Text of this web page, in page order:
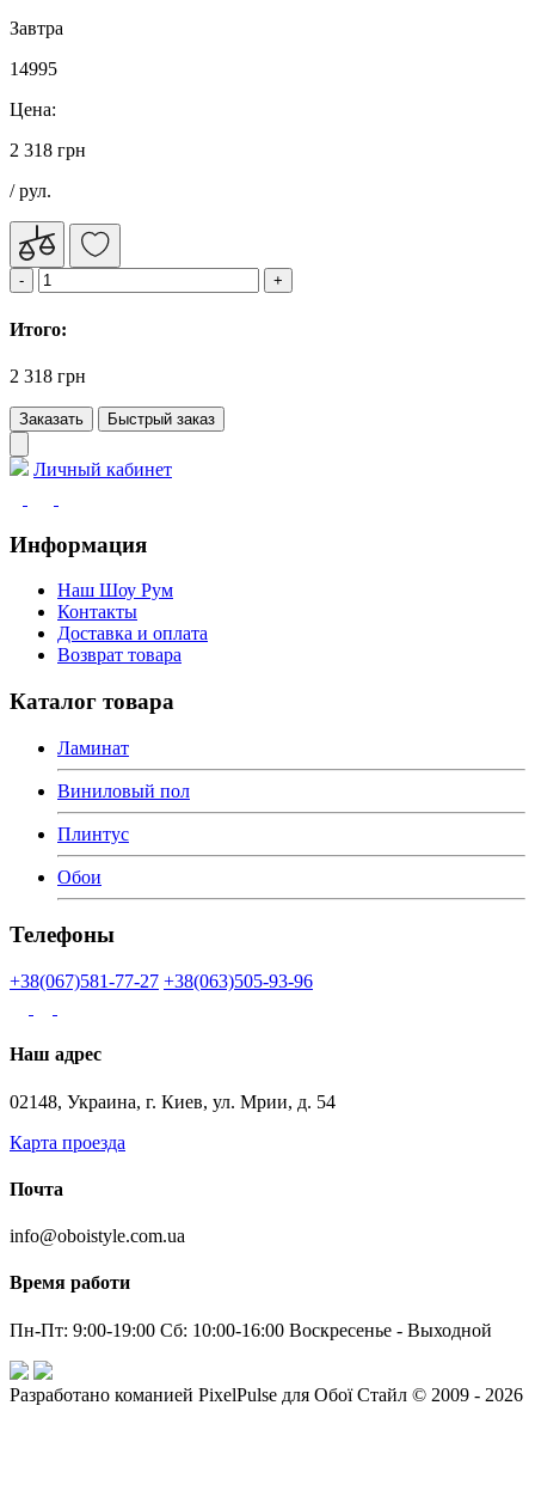
Завтра
14995
Цена:
2 318 грн
/ рул.
Итого:
2 318 грн
Заказать Быстрый заказ
Личный кабинет
Информация
Наш Шоу Рум
Контакты
Доставка и оплата
Возврат товара
Каталог товара
Ламинат
Виниловый пол
Плинтус
Обои
Телефоны
+38(067)581-77-27 +38(063)505-93-96
Наш адрес
02148, Украина, г. Киев, ул. Мрии, д. 54
Карта проезда
Почта
info@oboistyle.com.ua
Время работи
Пн-Пт: 9:00-19:00 Сб: 10:00-16:00 Воскресенье - Выходной
Разработано команией PixelPulse для Обої Стайл © 2009 - 2026